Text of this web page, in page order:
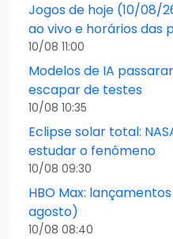
Jogos de hoje (10/08/
ao vivo e horários das
10/08 11:00
Modelos de IA
escapar de testes
10/08 10:35
Eclipse solar total:
estudar o fenômeno
10/08 09:30
HBO Max:
agosto)
10/08 08:40